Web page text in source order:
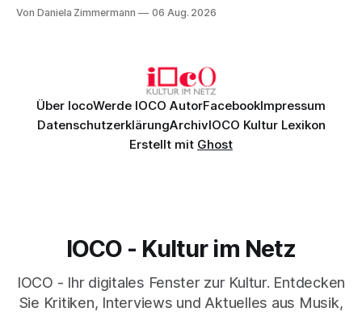
psychologische Tiefe mit starken Bildern, getragen von
Von Daniela Zimmermann 06 Aug. 2026
Über IocoWerde IOCO AutorFacebookImpressum
DatenschutzerklärungArchivIOCO Kultur Lexikon
Erstellt mit Ghost
IOCO - Kultur im Netz
IOCO - Ihr digitales Fenster zur Kultur. Entdecken
Sie Kritiken, Interviews und Aktuelles aus Musik,